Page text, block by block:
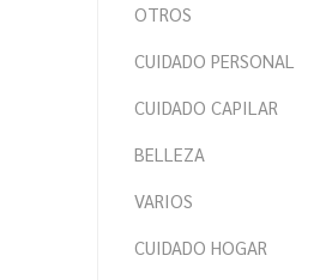
OTROS
CUIDADO PERSONAL
CUIDADO CAPILAR
BELLEZA
VARIOS
CUIDADO HOGAR